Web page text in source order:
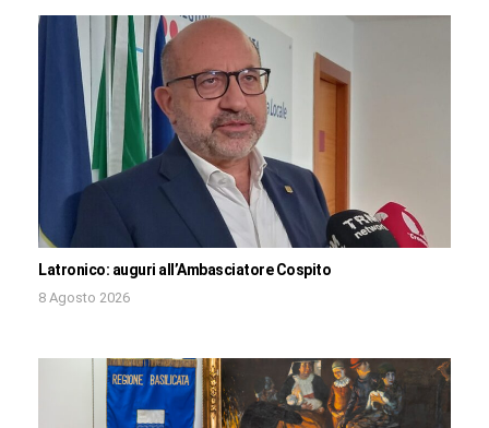
Latronico: auguri all’Ambasciatore Cospito
8 Agosto 2026